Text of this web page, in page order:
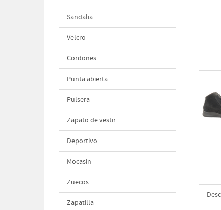
Sandalia
Velcro
Cordones
Punta abierta
Pulsera
Zapato de vestir
Deportivo
Mocasin
Zuecos
Zapatilla